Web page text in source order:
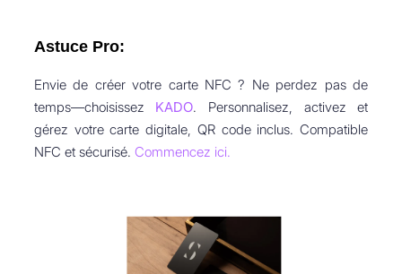
Astuce Pro:
Envie de créer votre carte NFC ? Ne perdez pas de
temps—choisissez KADO. Personnalisez, activez et
gérez votre carte digitale, QR code inclus. Compatible
NFC et sécurisé. Commencez ici.